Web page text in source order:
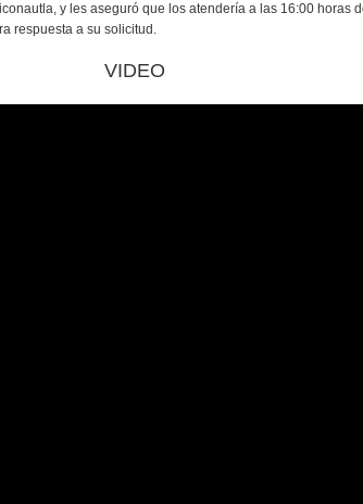
y les aseguró que los atendería a las 16:00 horas
respuesta a su solicitud.
VIDEO